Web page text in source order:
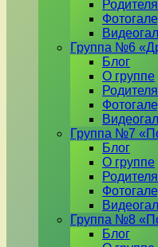
Группа №6
Блог
О группе
Группа №7
Блог
О группе
Группа №8
Блог